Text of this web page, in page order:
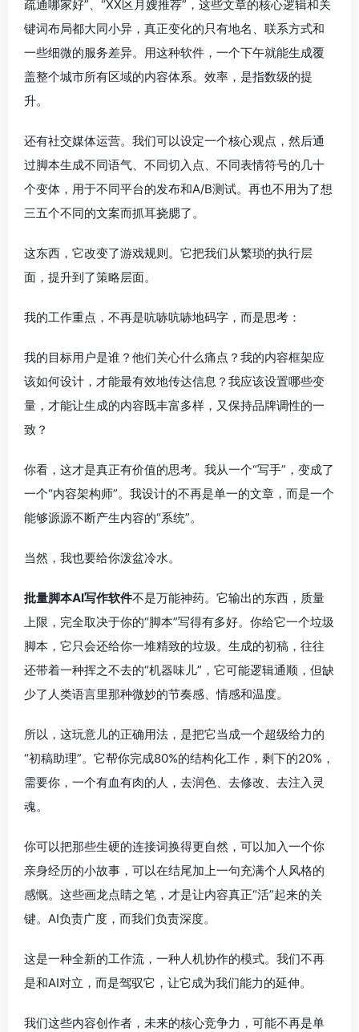
疏通哪家好”、“XX区月嫂推荐”，这些文章的核心逻辑和关
键词布局都大同小异，真正变化的只有地名、联系方式和
一些细微的服务差异。用这种软件，一个下午就能生成覆
盖整个城市所有区域的内容体系。效率，是指数级的提
升。
还有社交媒体运营。我们可以设定一个核心观点，然后通
过脚本生成不同语气、不同切入点、不同表情符号的几十
个变体，用于不同平台的发布和A/B测试。再也不用为了想
三五个不同的文案而抓耳挠腮了。
这东西，它改变了游戏规则。它把我们从繁琐的执行层
面，提升到了策略层面。
我的工作重点，不再是吭哧吭哧地码字，而是思考：
我的目标用户是谁？他们关心什么痛点？我的内容框架应
该如何设计，才能最有效地传达信息？我应该设置哪些变
量，才能让生成的内容既丰富多样，又保持品牌调性的一
致？
你看，这才是真正有价值的思考。我从一个“写手”，变成了
一个“内容架构师”。我设计的不再是单一的文章，而是一个
能够源源不断产生内容的“系统”。
当然，我也要给你泼盆冷水。
批量脚本AI写作软件不是万能神药。它输出的东西，质量
上限，完全取决于你的“脚本”写得有多好。你给它一个垃圾
脚本，它只会还给你一堆精致的垃圾。生成的初稿，往往
还带着一种挥之不去的“机器味儿”，它可能逻辑通顺，但缺
少了人类语言里那种微妙的节奏感、情感和温度。
所以，这玩意儿的正确用法，是把它当成一个超级给力的
“初稿助理”。它帮你完成80%的结构化工作，剩下的20%，
需要你，一个有血有肉的人，去润色、去修改、去注入灵
魂。
你可以把那些生硬的连接词换得更自然，可以加入一个你
亲身经历的小故事，可以在结尾加上一句充满个人风格的
感慨。这些画龙点睛之笔，才是让内容真正“活”起来的关
键。AI负责广度，而我们负责深度。
这是一种全新的工作流，一种人机协作的模式。我们不再
是和AI对立，而是驾驭它，让它成为我们能力的延伸。
我们这些内容创作者，未来的核心竞争力，可能不再是单